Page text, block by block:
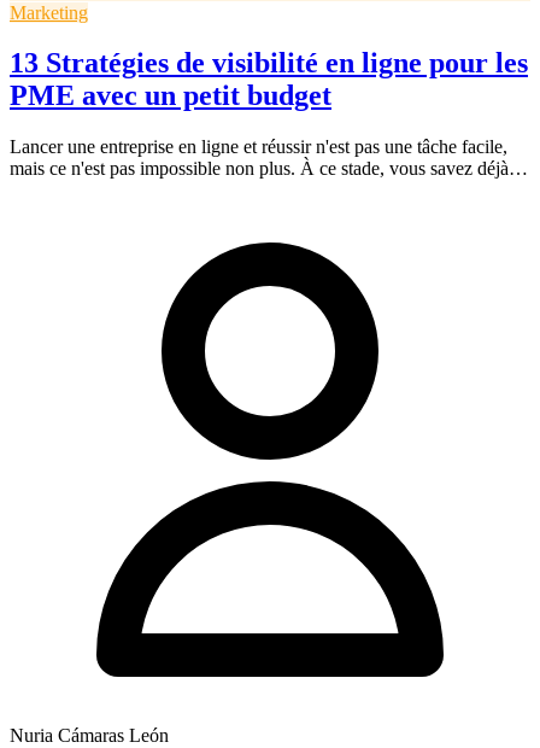
Marketing
13 Stratégies de visibilité en ligne pour les
PME avec un petit budget
Lancer une entreprise en ligne et réussir n'est pas une tâche facile,
mais ce n'est pas impossible non plus. À ce stade, vous savez déjà…
Nuria Cámaras León